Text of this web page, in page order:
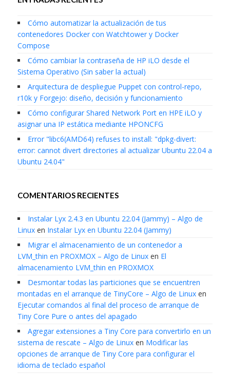
Cómo automatizar la actualización de tus
contenedores Docker con Watchtower y Docker
Compose
Cómo cambiar la contraseña de HP iLO desde el
Sistema Operativo (Sin saber la actual)
Arquitectura de despliegue Puppet con control-repo,
r10k y Forgejo: diseño, decisión y funcionamiento
Cómo configurar Shared Network Port en HPE iLO y
asignar una IP estática mediante HPONCFG
Error "libc6(AMD64) refuses to install: "dpkg-divert:
error: cannot divert directories al actualizar Ubuntu 22.04 a
Ubuntu 24.04"
COMENTARIOS RECIENTES
Instalar Lyx 2.4.3 en Ubuntu 22.04 (Jammy) – Algo de
Linuxen Instalar Lyx en Ubuntu 22.04 (Jammy)
Migrar el almacenamiento de un contenedor a
LVM_thin en PROXMOX – Algo de Linuxen El
almacenamiento LVM_thin en PROXMOX
Desmontar todas las particiones que se encuentren
montadas en el arranque de TinyCore – Algo de Linuxen
Ejecutar comandos al final del proceso de arranque de
Tiny Core Pure o antes del apagado
Agregar extensiones a Tiny Core para convertirlo en un
sistema de rescate – Algo de Linuxen Modificar las
opciones de arranque de Tiny Core para configurar el
idioma de teclado español